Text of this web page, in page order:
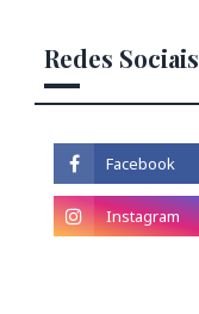
Redes Sociais